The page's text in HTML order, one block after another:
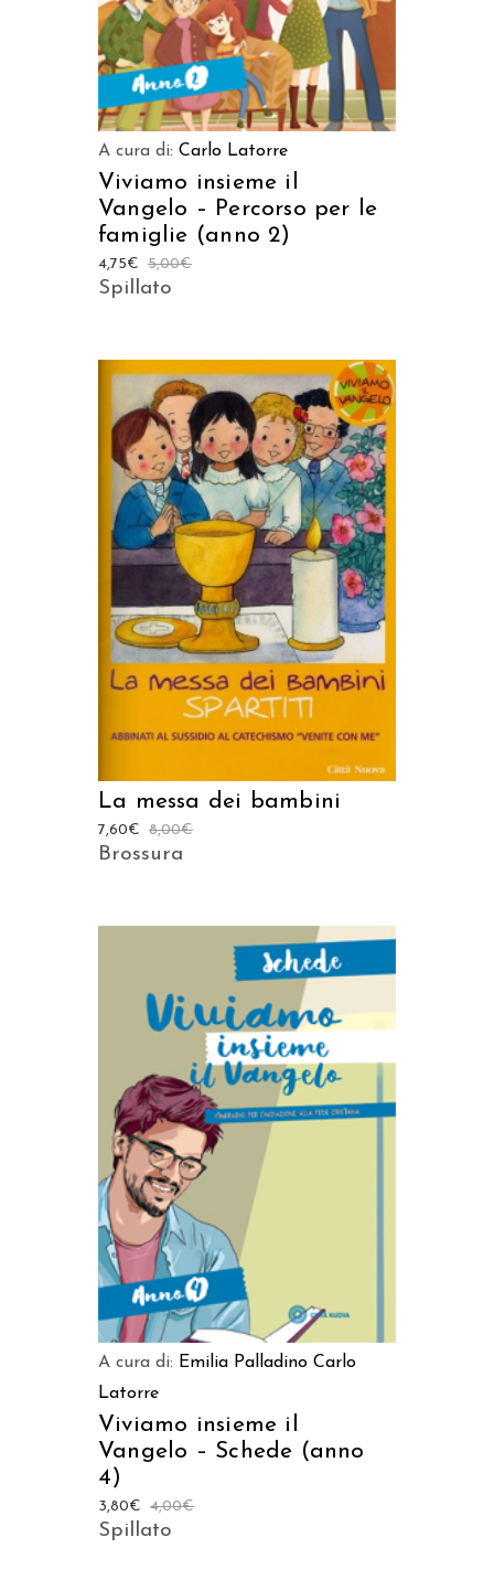
A cura di: Carlo Latorre
Viviamo insieme il
Vangelo – Percorso per le
famiglie (anno 2)
5,00€
4,75€
Spillato
AGGIUNGI AL CARRELLO
La messa dei bambini
8,00€
7,60€
Brossura
AGGIUNGI AL CARRELLO
A cura di: Emilia Palladino Carlo
Latorre
Viviamo insieme il
Vangelo – Schede (anno
4)
4,00€
3,80€
Spillato